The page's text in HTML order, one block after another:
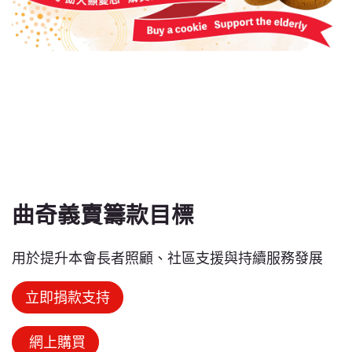
曲奇義賣籌款目標
用於提升本會長者照顧、社區支援與持續服務發展
立即捐款支持
網上購買